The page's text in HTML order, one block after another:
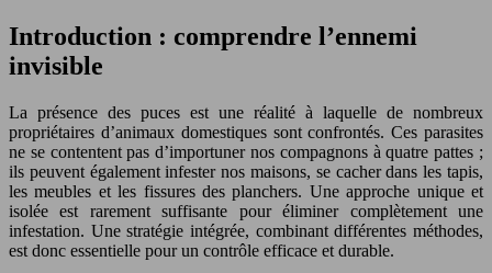
Introduction : comprendre l’ennemi
invisible
La présence des puces est une réalité à laquelle de nombreux
propriétaires d’animaux domestiques sont confrontés. Ces parasites
ne se contentent pas d’importuner nos compagnons à quatre pattes ;
ils peuvent également infester nos maisons, se cacher dans les tapis,
les meubles et les fissures des planchers. Une approche unique et
isolée est rarement suffisante pour éliminer complètement une
infestation. Une stratégie intégrée, combinant différentes méthodes,
est donc essentielle pour un contrôle efficace et durable.